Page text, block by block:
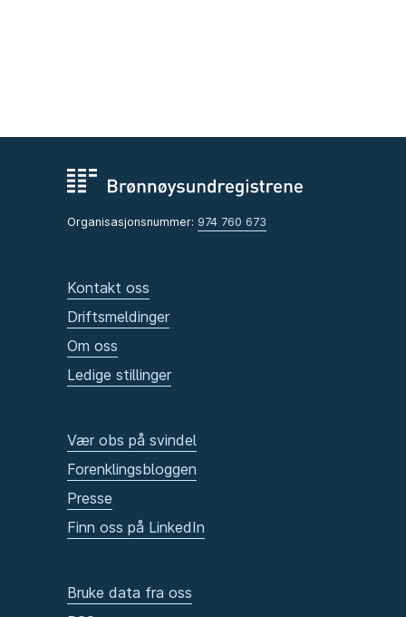
Organisasjonsnummer: 974 760 673
Kontakt oss
Driftsmeldinger
Om oss
Ledige stillinger
Vær obs på svindel
Forenklingsbloggen
Presse
Finn oss på LinkedIn
Bruke data fra oss